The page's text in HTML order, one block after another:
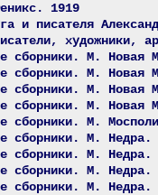
1919
и писателя
художники,
сборники. М.
сборники. М.
сборники. М.
сборники. М.
сборники. М.
сборники. М.
сборники. М.
сборники. М.
сборники. М.